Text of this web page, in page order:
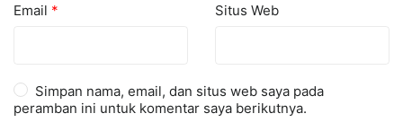
Email * Situs Web
Simpan nama, email, dan situs web saya pada
peramban ini untuk komentar saya berikutnya.